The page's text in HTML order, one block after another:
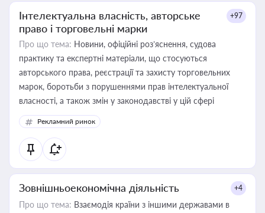
Інтелектуальна власність, авторське
право і торговельні марки
+97
Про що тема: Новини, офіційні роз’яснення, судова
практику та експертні матеріали, що стосуються
авторського права, реєстрації та захисту торговельних
марок, боротьби з порушеннями прав інтелектуальної
власності, а також змін у законодавстві у цій сфері
Рекламний ринок
Зовнішньоекономічна діяльність +4
Про що тема: Взаємодія країни з іншими державами в